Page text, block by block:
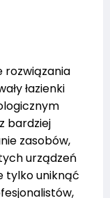
rozwiązania
łazienki
bardziej
zasobów,
urządzeń
tylko uniknąć